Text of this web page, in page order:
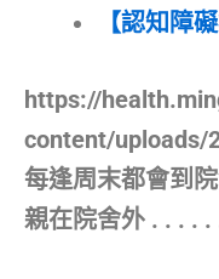
【認知障
https://
content/uploads/
每逢周末都會到
親在院舍外 . . . .